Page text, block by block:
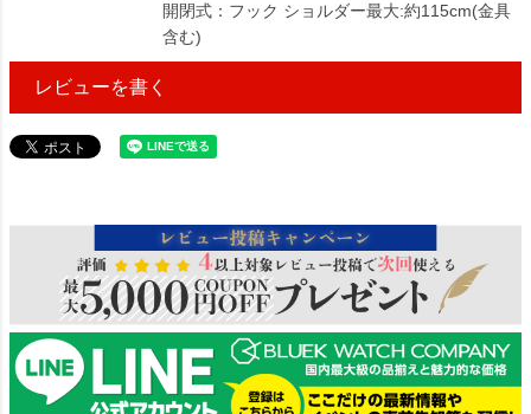
開閉式：フック ショルダー最大:約115cm(金具
含む)
レビューを書く